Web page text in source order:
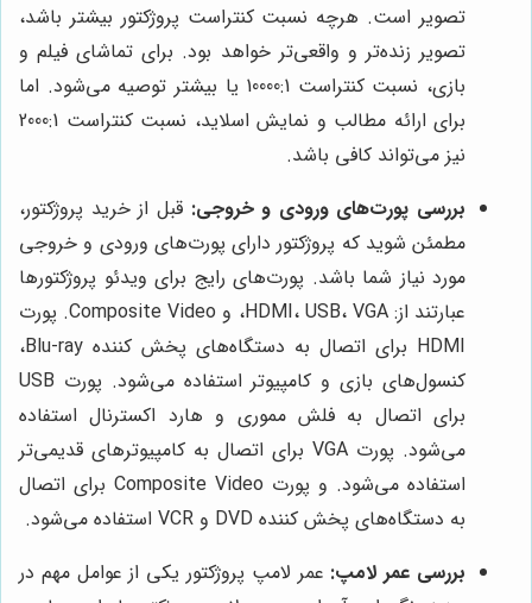
تصویر است. هرچه نسبت کنتراست پروژکتور بیشتر باشد،
تصویر زنده‌تر و واقعی‌تر خواهد بود. برای تماشای فیلم و
بازی، نسبت کنتراست 10000:1 یا بیشتر توصیه می‌شود. اما
برای ارائه مطالب و نمایش اسلاید، نسبت کنتراست 2000:1
نیز می‌تواند کافی باشد.
بررسی پورت‌های ورودی و خروجی: قبل از خرید پروژکتور،
مطمئن شوید که پروژکتور دارای پورت‌های ورودی و خروجی
مورد نیاز شما باشد. پورت‌های رایج برای ویدئو پروژکتورها
عبارتند از: HDMI، USB، VGA، و Composite Video. پورت
HDMI برای اتصال به دستگاه‌های پخش کننده Blu-ray،
کنسول‌های بازی و کامپیوتر استفاده می‌شود. پورت USB
برای اتصال به فلش مموری و هارد اکسترنال استفاده
می‌شود. پورت VGA برای اتصال به کامپیوترهای قدیمی‌تر
استفاده می‌شود. و پورت Composite Video برای اتصال
به دستگاه‌های پخش کننده DVD و VCR استفاده می‌شود.
بررسی عمر لامپ: عمر لامپ پروژکتور یکی از عوامل مهم در